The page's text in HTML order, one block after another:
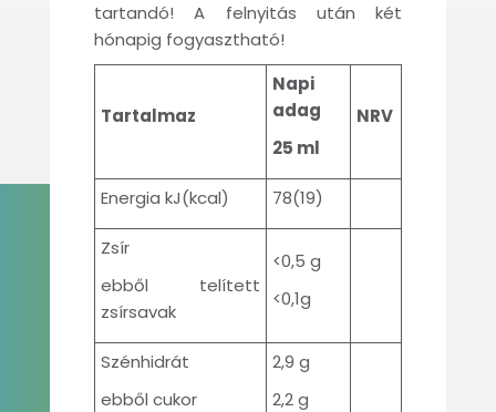
tartandó! A felnyitás után két
hónapig fogyasztható!
Tartalmaz
Napi
adag
25 ml
NRV
Energia kJ(kcal) 78(19)
Zsír
ebből telített
zsírsavak
<0,5 g
<0,1g
Szénhidrát
ebből cukor
2,9 g
2,2 g